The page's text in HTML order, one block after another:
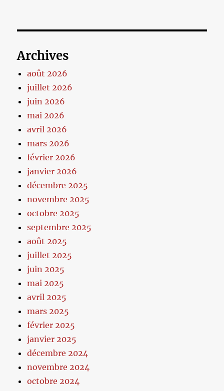
Archives
août 2026
juillet 2026
juin 2026
mai 2026
avril 2026
mars 2026
février 2026
janvier 2026
décembre 2025
novembre 2025
octobre 2025
septembre 2025
août 2025
juillet 2025
juin 2025
mai 2025
avril 2025
mars 2025
février 2025
janvier 2025
décembre 2024
novembre 2024
octobre 2024